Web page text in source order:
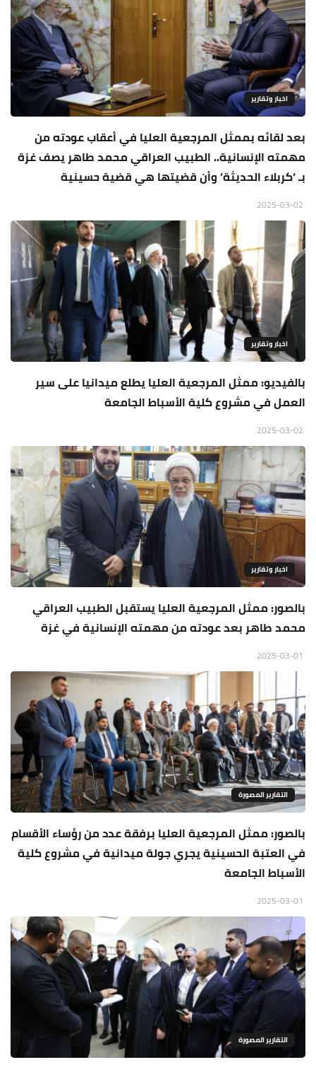
اخبار وتقارير
بعد لقائه بممثل المرجعية العليا في أعقاب عودته من
مهمته الإنسانية.. الطبيب العراقي محمد طاهر يصف غزة
بـ ‘كربلاء الحديثة’ وأن قضيتها هي قضية حسينية
اخبار وتقارير
بالفيديو: ممثل المرجعية العليا يطلع ميدانيا على سير
العمل في مشروع كلية الأسباط الجامعة
اخبار وتقارير
بالصور: ممثل المرجعية العليا يستقبل الطبيب العراقي
محمد طاهر بعد عودته من مهمته الإنسانية في غزة
التقارير المصورة
بالصور: ممثل المرجعية العليا برفقة عدد من رؤساء الأقسام
في العتبة الحسينية يجري جولة ميدانية في مشروع كلية
الأسباط الجامعة
التقارير المصورة